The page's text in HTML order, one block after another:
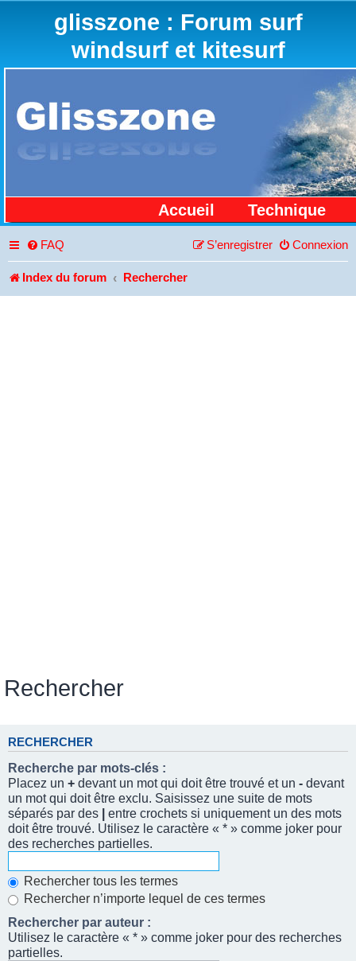
glisszone : Forum surf
windsurf et kitesurf
Accueil Technique
FAQ Connexion
S’enregistrer
Index du forum Rechercher
Rechercher
RECHERCHER
Recherche par mots-clés :
Placez un + devant un mot qui doit être trouvé et un - devant
un mot qui doit être exclu. Saisissez une suite de mots
séparés par des
entre crochets si uniquement un des mots
doit être trouvé. Utilisez le caractère « * » comme joker pour
des recherches partielles.
Rechercher tous les termes
Rechercher n’importe lequel de ces termes
Rechercher par auteur :
Utilisez le caractère « * » comme joker pour des recherches
partielles.